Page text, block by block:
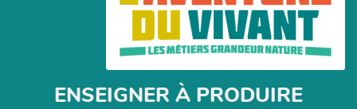
ENSEIGNER À PRODUIRE